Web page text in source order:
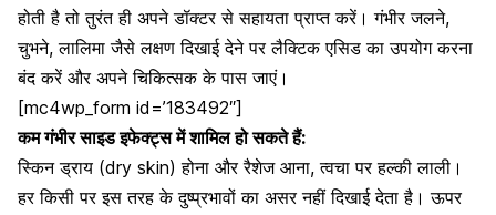
होती है तो तुरंत ही अपने डॉक्टर से सहायता प्राप्त करें। गंभीर जलने,
चुभने, लालिमा जैसे लक्षण दिखाई देने पर लैक्टिक एसिड का उपयोग करना
बंद करें और अपने चिकित्सक के पास जाएं।
[mc4wp_form id=’183492″]
कम गंभीर साइड इफेक्ट्स में शामिल हो सकते हैं:
स्किन ड्राय (dry skin) होना और रैशेज आना, त्वचा पर हल्की लाली।
हर किसी पर इस तरह के दुष्प्रभावों का असर नहीं दिखाई देता है। ऊपर